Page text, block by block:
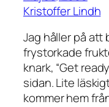
Kristoffer Lindh
Jag håller på att
frystorkade
knark, “Get
sidan. Lite
kommer hem